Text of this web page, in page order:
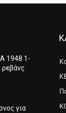
1948 1-
ρεβάνς
για